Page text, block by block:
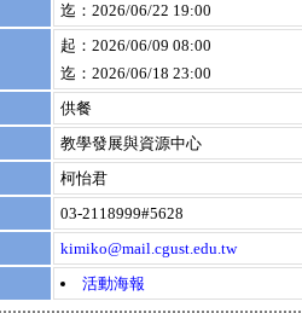
迄：2026/06/22 19:00
起：2026/06/09 08:00
迄：2026/06/18 23:00
供餐
教學發展與資源中心
柯怡君
03-2118999#5628
kimiko@mail.cgust.edu.tw
活動海報